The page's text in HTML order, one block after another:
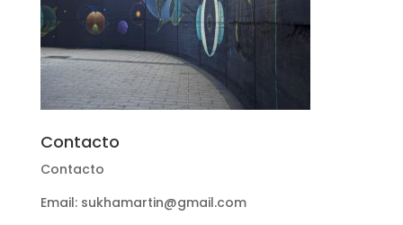
Contacto
Contacto
Email: sukhamartin@gmail.com